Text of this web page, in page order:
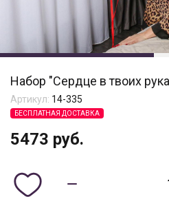
Набор "Сердце в твоих
Артикул: 14-335
БЕСПЛАТНАЯ ДОСТАВКА
5473 руб.